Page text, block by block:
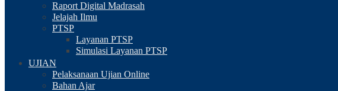
Raport Digital Madrasah
Jelajah Ilmu
PTSP
Layanan PTSP
Simulasi Layanan PTSP
UJIAN
Pelaksanaan Ujian Online
Bahan Ajar